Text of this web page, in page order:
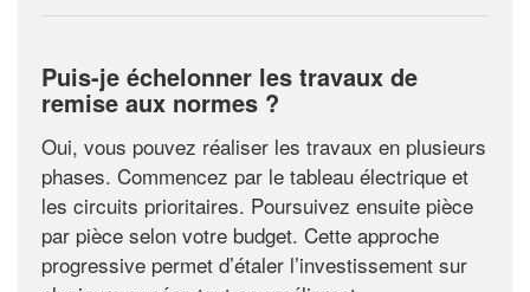
Puis-je échelonner les travaux de
remise aux normes ?
Oui, vous pouvez réaliser les travaux en plusieurs
phases. Commencez par le tableau électrique et
les circuits prioritaires. Poursuivez ensuite pièce
par pièce selon votre budget. Cette approche
progressive permet d’étaler l’investissement sur